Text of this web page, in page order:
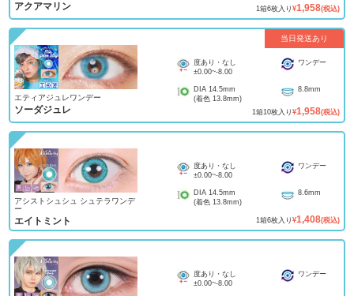
アクアマリン 1箱6枚入り ¥1,958(税込)
当日発送あり
エティアジュレワンデー
ソーダジュレ
度あり・なし
±0.00~-8.00
ワンデー
DIA 14.5mm
(着色 13.8mm)
8.8mm
1箱10枚入り ¥1,958(税込)
アシストシュシュ シュテラワンデ
ー
エイトミント
度あり・なし
±0.00~-8.00
ワンデー
DIA 14.5mm
(着色 13.8mm)
8.6mm
1箱6枚入り ¥1,408(税込)
度あり・なし
±0.00~-8.00
ワンデー